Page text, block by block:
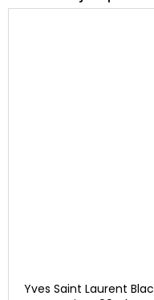
Yves Saint Laurent